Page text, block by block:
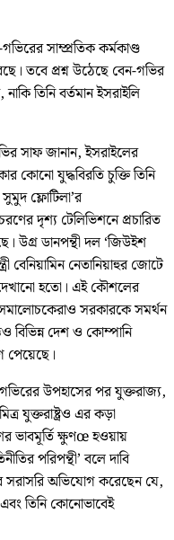
সাম্প্রতিক কর্মকাণ্ড
তবে প্রশ্ন উঠেছে বেন-গভির
তিনি বর্তমান ইসরাইলি
সাফ জানান, ইসরাইলের
কোনো যুদ্ধবিরতি চুক্তি তিনি
ফ্লোটিলা’র
দৃশ্য টেলিভিশনে প্রচারিত
উগ্র ডানপন্থী দল ‘জিউইশ
বেনিয়ামিন নেতানিয়াহুর জোটে
দেখানো হতো। এই কৌশলের
সরকারকে সমর্থন
বিভিন্ন দেশ ও কোম্পানি
পেয়েছে।
উপহাসের পর যুক্তরাজ্য,
যুক্তরাষ্ট্রও এর কড়া
ভাবমূর্তি ক্ষুণœ হওয়ায়
পরিপন্থী’ বলে দাবি
সরাসরি অভিযোগ করেছেন যে,
তিনি কোনোভাবেই